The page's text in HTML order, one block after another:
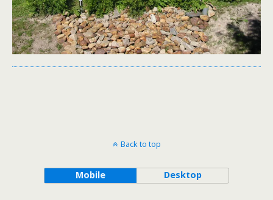
Back to top
Mobile Desktop